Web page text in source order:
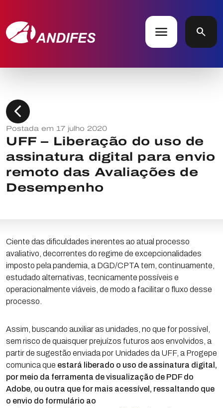
menu search
chevron_left
Postada em 17 julho 2020
UFF – Liberação do uso de
assinatura digital para envio
remoto das Avaliações de
Desempenho
Ciente das dificuldades inerentes ao atual processo
avaliativo, decorrentes do regime de excepcionalidades
imposto pela pandemia, a DGD/CPTA tem, continuamente,
estudado alternativas, tecnicamente possíveis e
operacionalmente viáveis, de modo a facilitar o fluxo desse
processo.
Assim, buscando auxiliar as unidades, no que for possível,
sem risco de quaisquer prejuízos futuros aos envolvidos, a
partir de sugestão enviada por Unidades da UFF, a Progepe
comunica que estará liberado o uso de assinatura digital,
por meio da ferramenta de visualização de PDF do
Adobe, ou outra que for mais acessível, ressaltando que
o envio do formulário ao